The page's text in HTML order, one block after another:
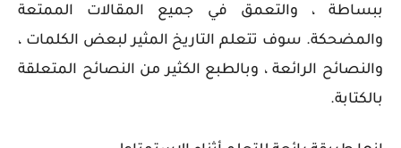
ببساطة ، والتعمق في جميع المقالات الممتعة
والمضحكة. سوف تتعلم التاريخ المثير لبعض الكلمات ،
والنصائح الرائعة ، وبالطبع الكثير من النصائح المتعلقة
بالكتابة.